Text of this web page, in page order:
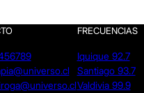
FRECUENCIAS
Iquique 92.7
Santiago 93.7
Valdivia 99.9